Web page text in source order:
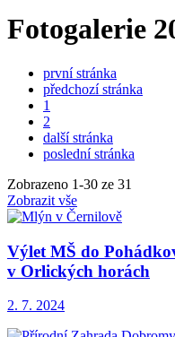
Fotogalerie
první stránka
předchozí stránka
1
2
další stránka
poslední stránka
Zobrazeno 1-30 ze 31
Zobrazit vše
Výlet MŠ do
v Orlických horách
2. 7. 2024